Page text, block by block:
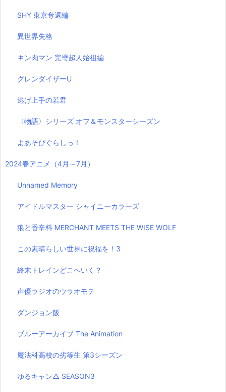
SHY 東京奪還編
異世界失格
キン肉マン 完璧超人始祖編
グレンダイザーU
逃げ上手の若君
〈物語〉シリーズ オフ＆モンスターシーズン
よあそびぐらしっ！
2024春アニメ（4月～7月）
Unnamed Memory
アイドルマスター シャイニーカラーズ
狼と香辛料 MERCHANT MEETS THE WISE WOLF
この素晴らしい世界に祝福を！3
終末トレインどこへいく？
声優ラジオのウラオモテ
ダンジョン飯
ブルーアーカイブ The Animation
魔法科高校の劣等生 第3シーズン
ゆるキャン△ SEASON3